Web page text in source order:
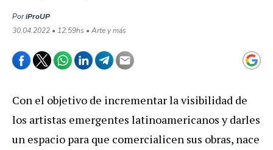
PoriProUP
30.04.2022 • 12:59hs • Arte y más
Con el objetivo de incrementar la visibilidad de
los artistas emergentes latinoamericanos y darles
un espacio para que comercialicen sus obras, nace